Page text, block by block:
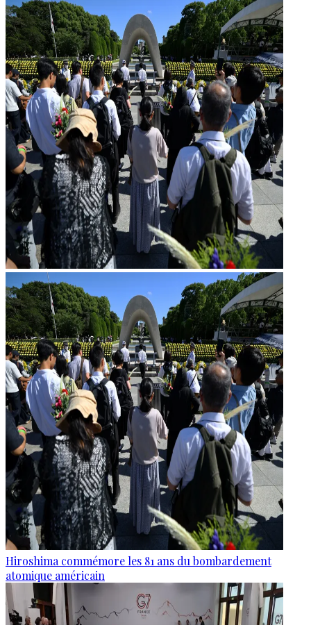
Hiroshima commémore les 81 ans du bombardement
atomique américain